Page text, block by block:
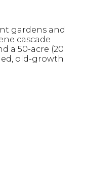
gardens and
cascade
a 50-acre (20
old-growth